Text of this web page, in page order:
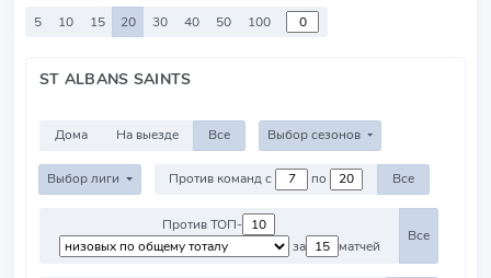
5 10 15 20 30 40 50 100
ST ALBANS SAINTS
Дома На выезде Все Выбор сезонов
Выбор лиги Против команд с по Все
Против ТОП-
за
матчей
Все